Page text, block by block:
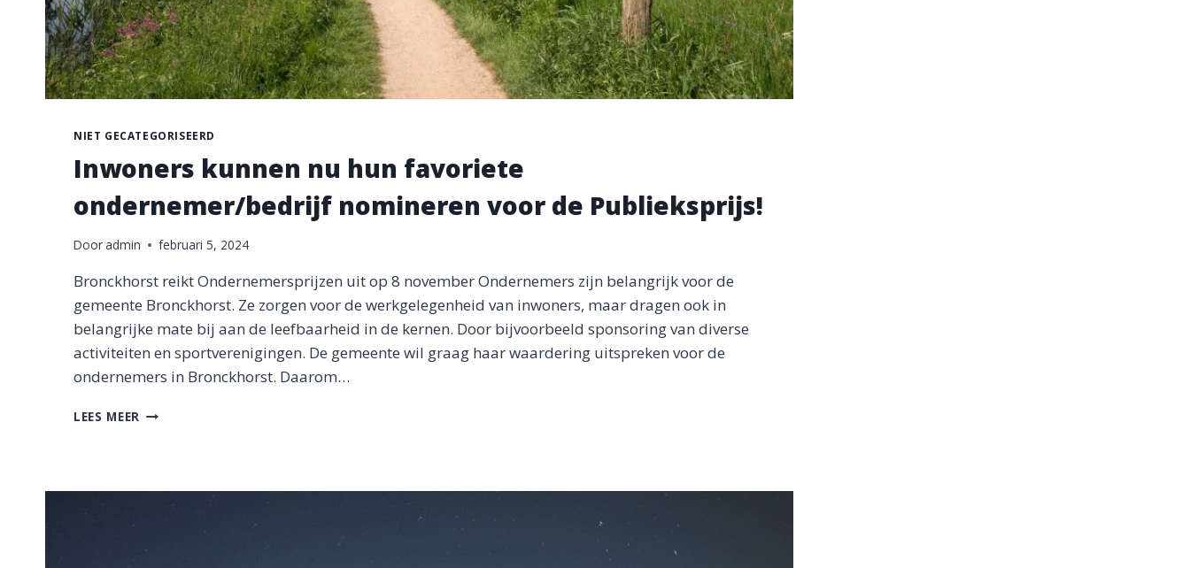
NIET GECATEGORISEERD
Inwoners kunnen nu hun favoriete
ondernemer/bedrijf nomineren voor de Publieksprijs!
Dooradmin februari 5, 2024
Bronckhorst reikt Ondernemersprijzen uit op 8 november Ondernemers zijn belangrijk voor de
gemeente Bronckhorst. Ze zorgen voor de werkgelegenheid van inwoners, maar dragen ook in
belangrijke mate bij aan de leefbaarheid in de kernen. Door bijvoorbeeld sponsoring van diverse
activiteiten en sportverenigingen. De gemeente wil graag haar waardering uitspreken voor de
ondernemers in Bronckhorst. Daarom…
LEES MEER INWONERS